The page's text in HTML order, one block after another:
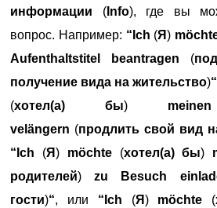
информации (Info), где вы
вопрос. Например: “Ich (Я)
Aufenthaltstitel beantragen (
получение вида на жительство)“
(хотел(а) бы) meinen
velängern (продлить свой вид
“Ich (Я) möchte (хотел(а) бы)
родителей) zu Besuch
гости)“, или “Ich (Я)möchte (